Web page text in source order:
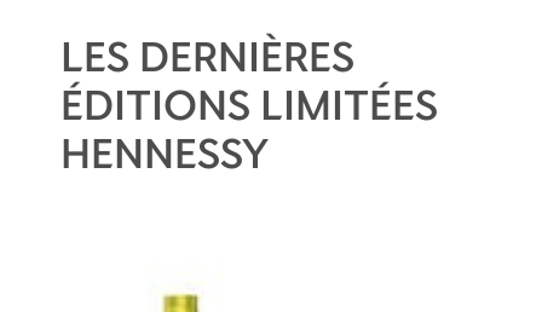
LES DERNIÈRES
ÉDITIONS LIMITÉES
HENNESSY